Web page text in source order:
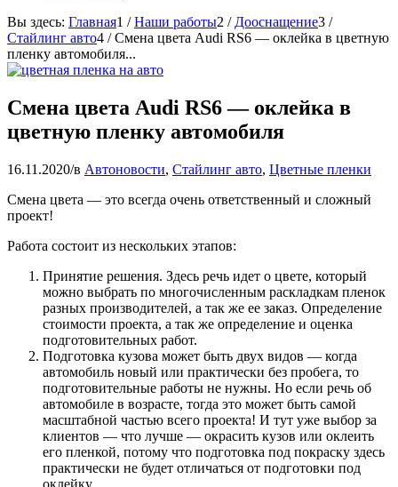
Вы здесь: Главная1 / Наши работы2 / Дооснащение3 /
Стайлинг авто4 / Смена цвета Audi RS6 — оклейка в цветную
пленку автомобиля...
Смена цвета Audi RS6 — оклейка в
цветную пленку автомобиля
16.11.2020/в Автоновости, Стайлинг авто, Цветные пленки
Смена цвета — это всегда очень ответственный и сложный
проект!
Работа состоит из нескольких этапов:
Принятие решения. Здесь речь идет о цвете, который
можно выбрать по многочисленным раскладкам пленок
разных производителей, а так же ее заказ. Определение
стоимости проекта, а так же определение и оценка
подготовительных работ.
Подготовка кузова может быть двух видов — когда
автомобиль новый или практически без пробега, то
подготовительные работы не нужны. Но если речь об
автомобиле в возрасте, тогда это может быть самой
масштабной частью всего проекта! И тут уже выбор за
клиентов — что лучше — окрасить кузов или оклеить
его пленкой, потому что подготовка под покраску здесь
практически не будет отличаться от подготовки под
оклейку.